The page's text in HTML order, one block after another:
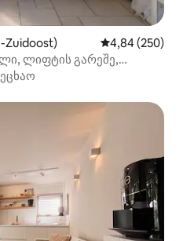
საშუალო
4,84 (250)
ლიფტის გარეშე,